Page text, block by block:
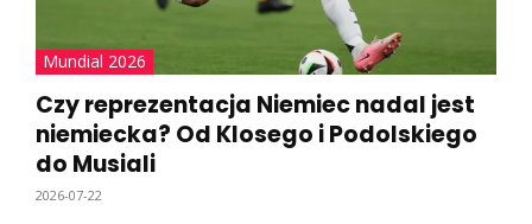
Mundial 2026
Czy reprezentacja Niemiec nadal jest
niemiecka? Od Klosego i Podolskiego
do Musiali
2026-07-22